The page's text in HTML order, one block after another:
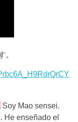
。
Soy Mao sensei.
He enseñado el